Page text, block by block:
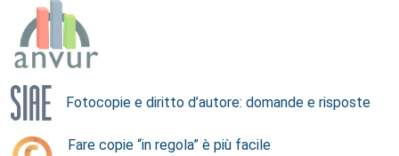
Fotocopie e diritto d’autore: domande e risposte
Fare copie “in regola” è più facile